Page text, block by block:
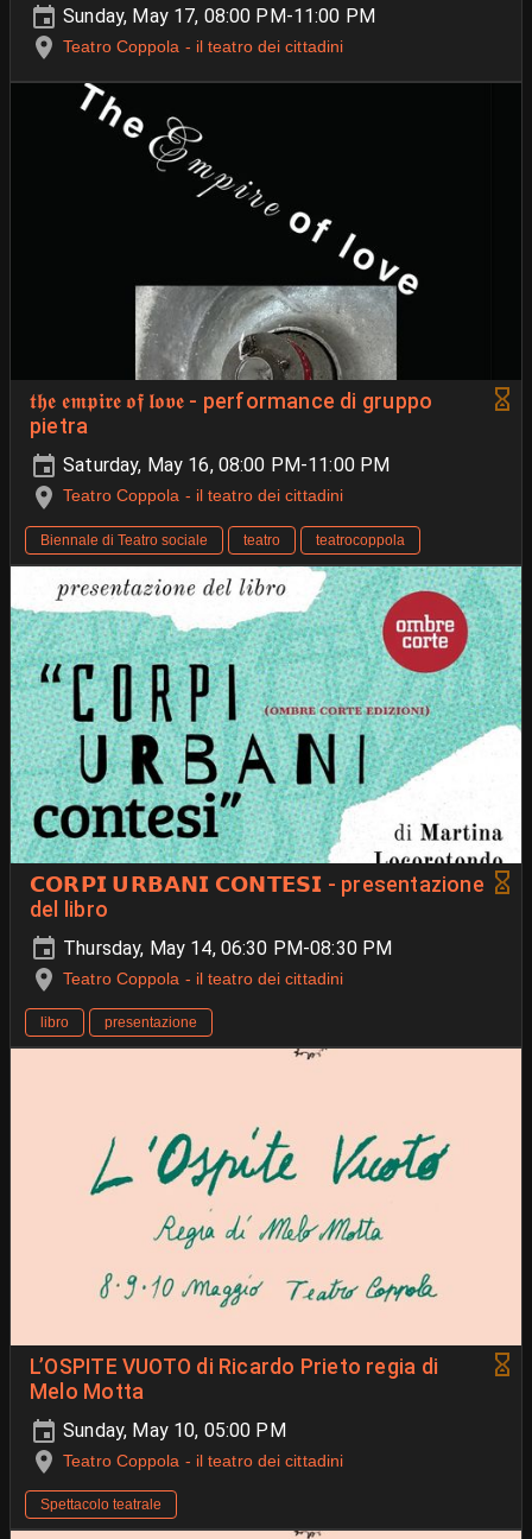
Sunday, May 17, 08:00 PM-11:00 PM
Teatro Coppola - il teatro dei cittadini
𝖙𝖍𝖊 𝖊𝖒𝖕𝖎𝖗𝖊 𝖔𝖋 𝖑𝖔𝖛𝖊 - performance di gruppo
pietra
Saturday, May 16, 08:00 PM-11:00 PM
Teatro Coppola - il teatro dei cittadini
Biennale di Teatro sociale teatro teatrocoppola
𝗖𝗢𝗥𝗣𝗜 𝗨𝗥𝗕𝗔𝗡𝗜 𝗖𝗢𝗡𝗧𝗘𝗦𝗜 - presentazione
del libro
Thursday, May 14, 06:30 PM-08:30 PM
Teatro Coppola - il teatro dei cittadini
libro presentazione
L’OSPITE VUOTO di Ricardo Prieto regia di
Melo Motta
Sunday, May 10, 05:00 PM
Teatro Coppola - il teatro dei cittadini
Spettacolo teatrale